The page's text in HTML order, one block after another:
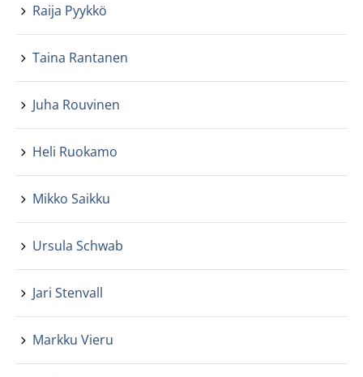
Raija Pyykkö
Taina Rantanen
Juha Rouvinen
Heli Ruokamo
Mikko Saikku
Ursula Schwab
Jari Stenvall
Markku Vieru